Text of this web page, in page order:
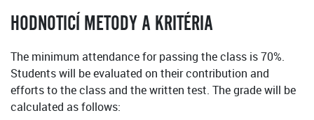
HODNOTICÍ METODY A KRITÉRIA
The minimum attendance for passing the class is 70%.
Students will be evaluated on their contribution and
efforts to the class and the written test. The grade will be
calculated as follows: